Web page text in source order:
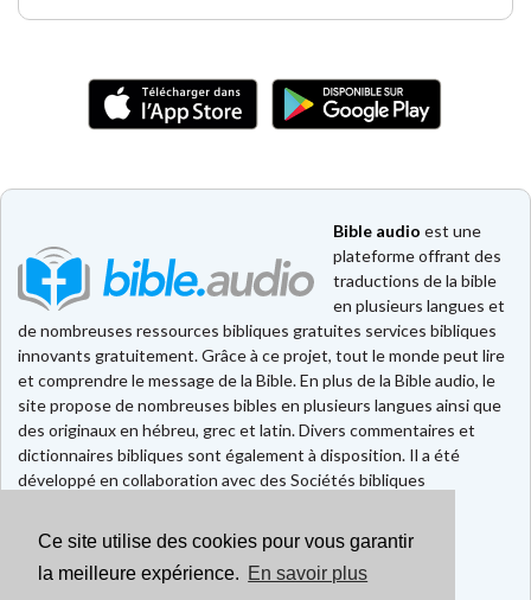
Ce site utilise des cookies pour vous garantir
la meilleure expérience. En savoir plus
Bible audio est une
plateforme offrant des
traductions de la bible
en plusieurs langues et
de nombreuses ressources bibliques gratuites services bibliques
innovants gratuitement. Grâce à ce projet, tout le monde peut lire
et comprendre le message de la Bible. En plus de la Bible audio, le
site propose de nombreuses bibles en plusieurs langues ainsi que
des originaux en hébreu, grec et latin. Divers commentaires et
dictionnaires bibliques sont également à disposition. Il a été
développé en collaboration avec des Sociétés bibliques
Faire un don
Contact